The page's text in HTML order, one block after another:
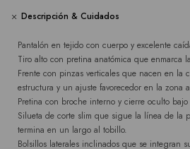
Descripción & Cuidados
Pantalón en tejido con cuerpo y excelente
Tiro alto con pretina anatómica que enmarca
Frente con pinzas verticales que nacen en la
estructura y un ajuste favorecedor en la zona
Pretina con broche interno y cierre oculto bajo
Silueta de corte slim que sigue la línea de la
termina en un largo al tobillo.
Bolsillos laterales inclinados que se integran